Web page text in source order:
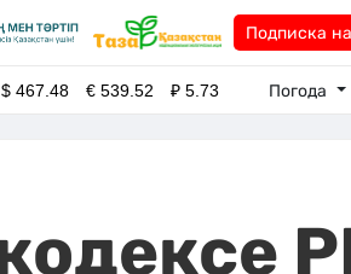
Подписка
$467.48 €539.52 ₽5.73 Погода